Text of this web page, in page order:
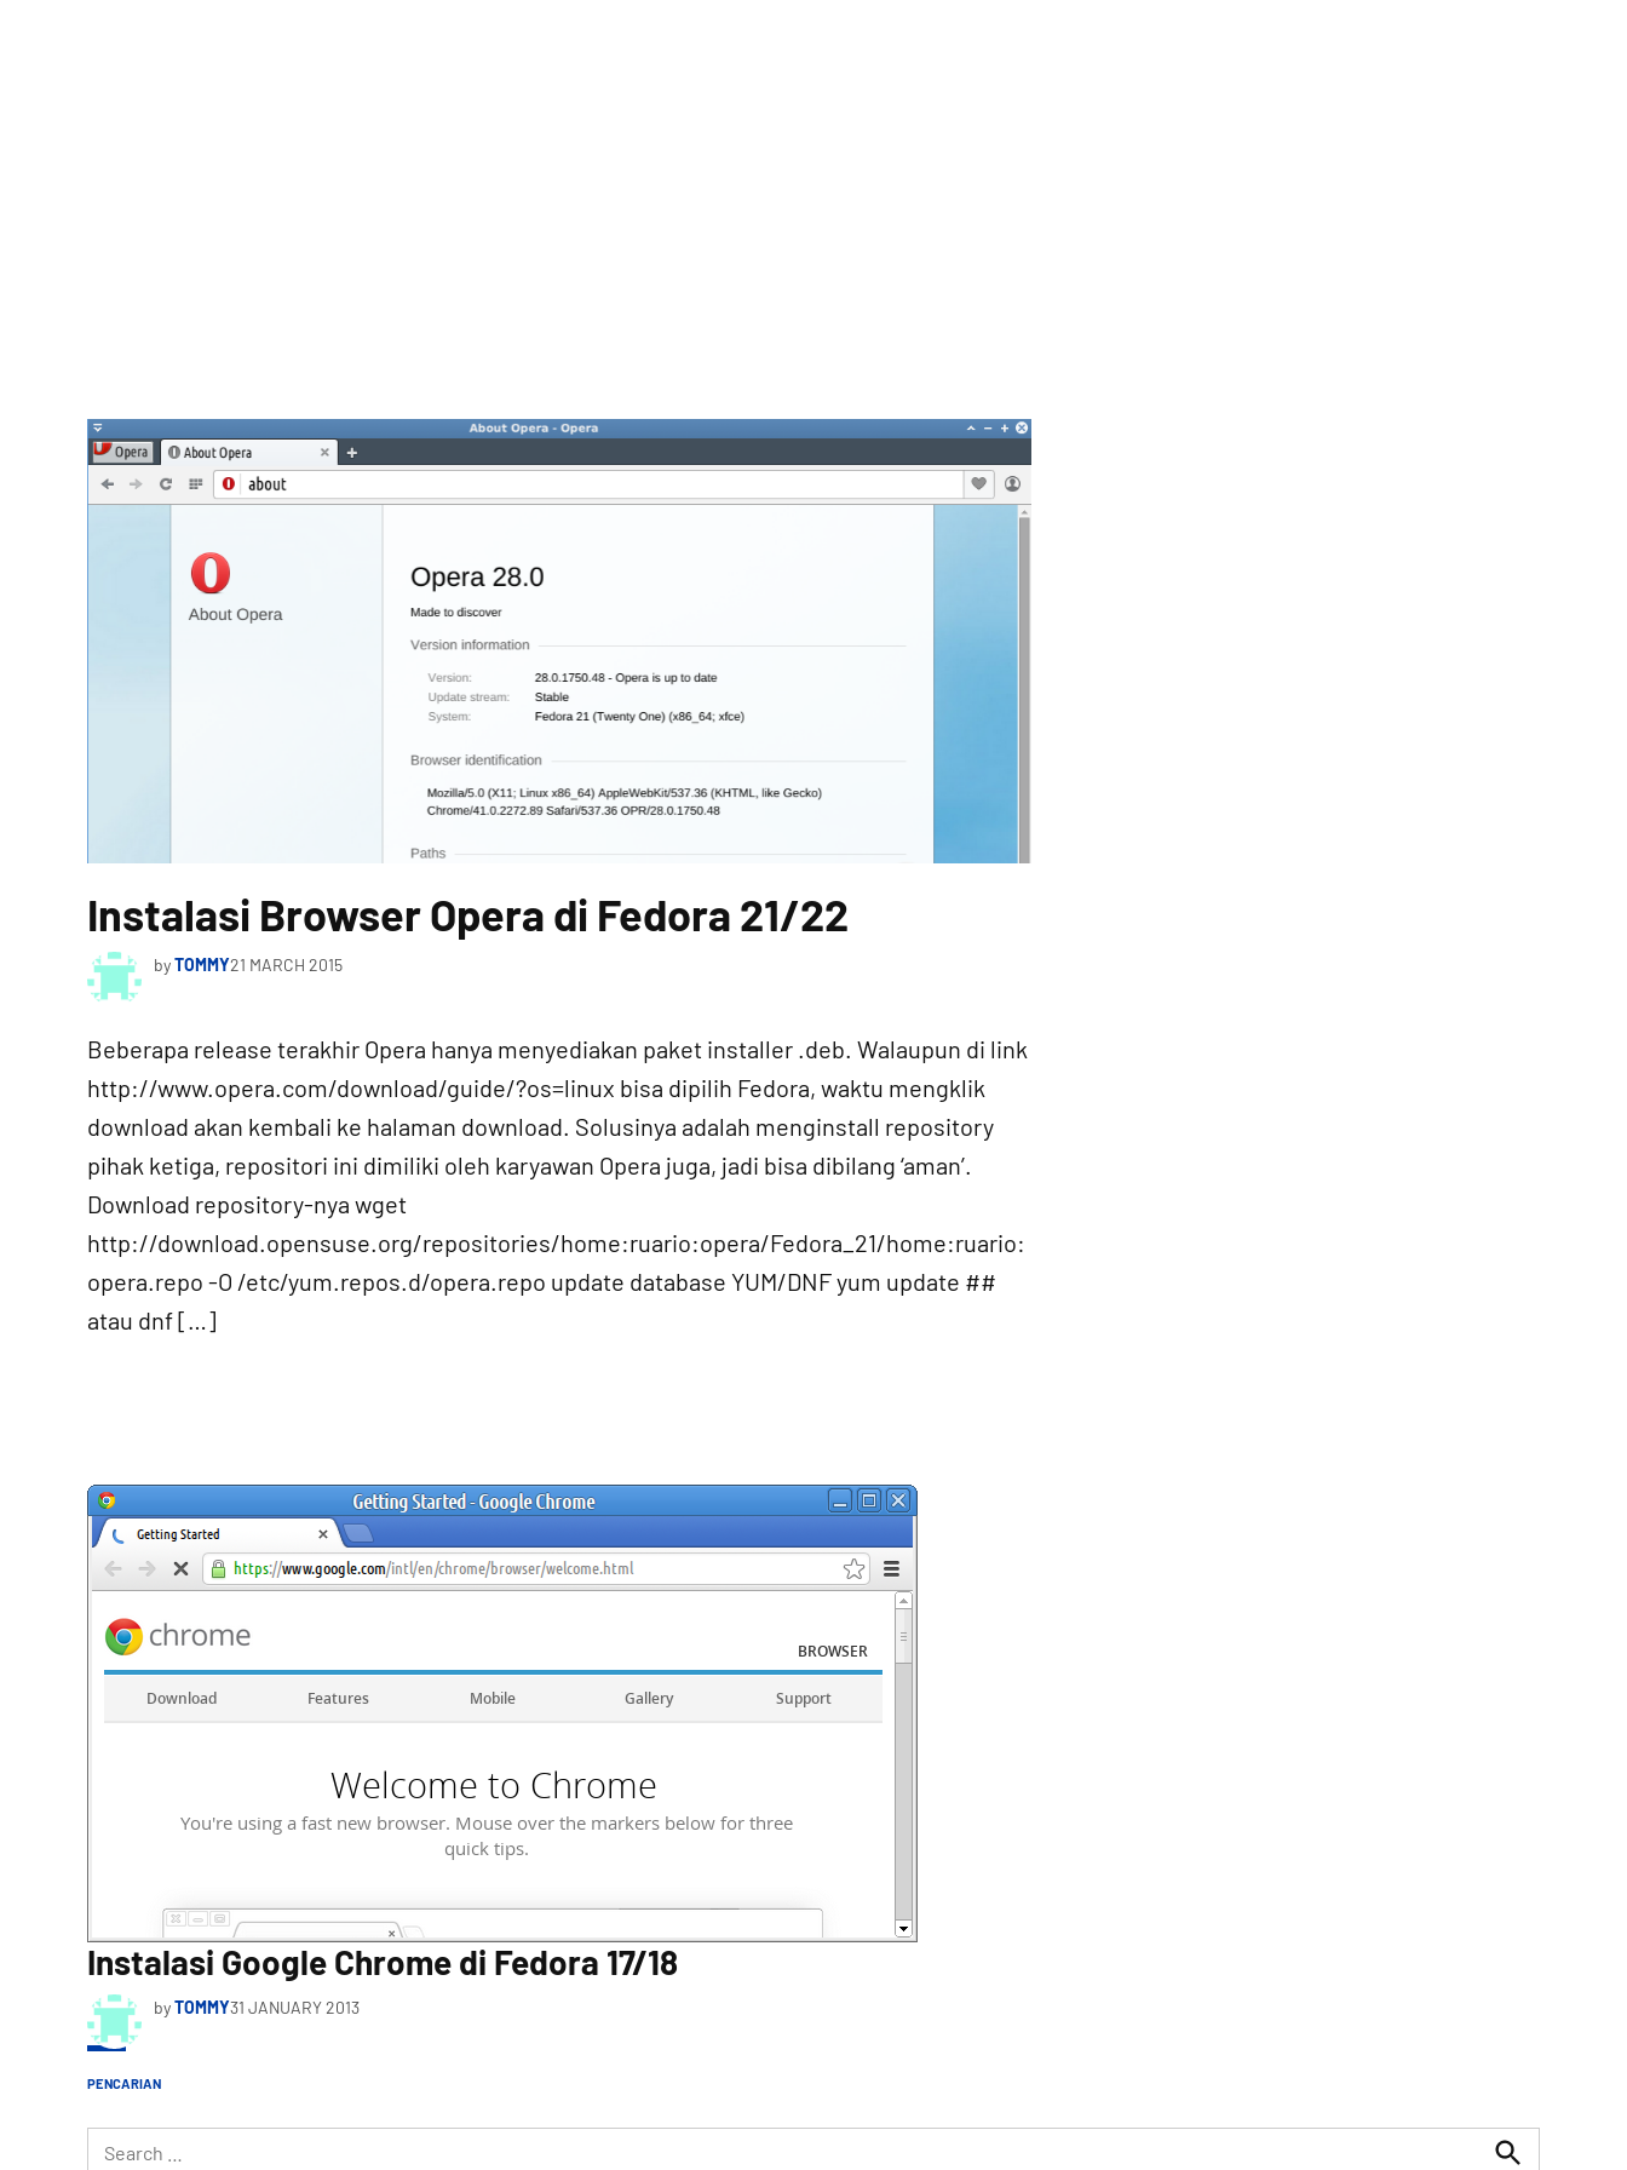
Instalasi Browser Opera di Fedora 21/22
byTOMMY21 MARCH 2015
Beberapa release terakhir Opera hanya menyediakan paket installer .deb. Walaupun di link
http://www.opera.com/download/guide/?os=linux bisa dipilih Fedora, waktu mengklik
download akan kembali ke halaman download. Solusinya adalah menginstall repository
pihak ketiga, repositori ini dimiliki oleh karyawan Opera juga, jadi bisa dibilang ‘aman’.
Download repository-nya wget
http://download.opensuse.org/repositories/home:ruario:opera/Fedora_21/home:ruario:
opera.repo -O /etc/yum.repos.d/opera.repo update database YUM/DNF yum update ##
atau dnf […]
Instalasi Google Chrome di Fedora 17/18
byTOMMY31 JANUARY 2013
PENCARIAN
Search